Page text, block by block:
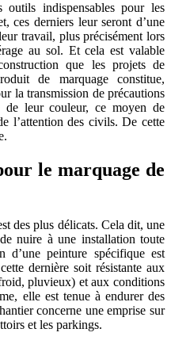
indispensables pour les
ces derniers leur seront d’une
travail, plus précisément lors
au sol. Et cela est valable
que les projets de
de marquage constitue,
la transmission de précautions
leur couleur, ce moyen de
l’attention des civils. De cette
le marquage de
des plus délicats. Cela dit, une
nuire à une installation toute
d’une peinture spécifique est
dernière soit résistante aux
pluvieux) et aux conditions
elle est tenue à endurer des
concerne une emprise sur
et les parkings.